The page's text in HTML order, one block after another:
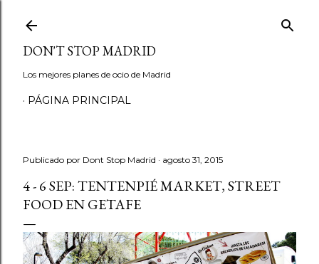
DON'T STOP MADRID
Los mejores planes de ocio de Madrid
PÁGINA PRINCIPAL
Publicado por Dont Stop Madrid agosto 31, 2015
4 - 6 SEP: TENTENPIÉ MARKET, STREET
FOOD EN GETAFE